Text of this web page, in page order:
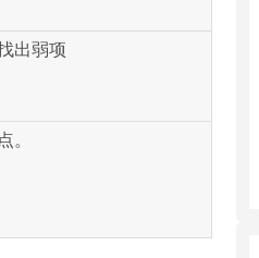
出弱项
。